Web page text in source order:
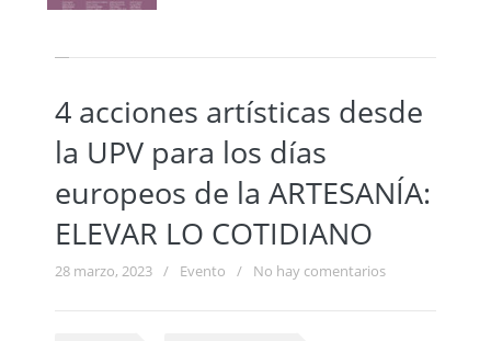
4 acciones artísticas desde
la UPV para los días
europeos de la ARTESANÍA:
ELEVAR LO COTIDIANO
28 marzo, 2023 / Evento / No hay comentarios